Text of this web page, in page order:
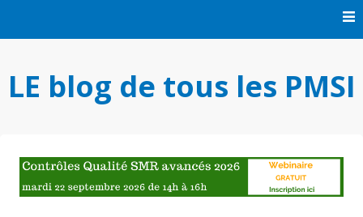
LE blog de tous les PMSI